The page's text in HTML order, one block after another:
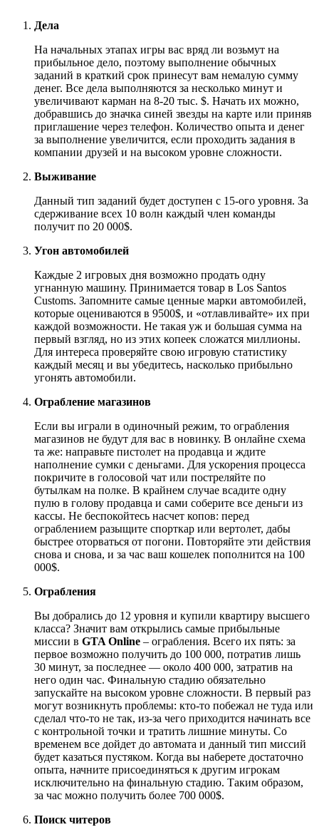
Дела
На начальных этапах игры вас вряд ли возьмут на
прибыльное дело, поэтому выполнение обычных
заданий в краткий срок принесут вам немалую сумму
денег. Все дела выполняются за несколько минут и
увеличивают карман на 8-20 тыс. $. Начать их можно,
добравшись до значка синей звезды на карте или приняв
приглашение через телефон. Количество опыта и денег
за выполнение увеличится, если проходить задания в
компании друзей и на высоком уровне сложности.
Выживание
Данный тип заданий будет доступен с 15-ого уровня. За
сдерживание всех 10 волн каждый член команды
получит по 20 000$.
Угон автомобилей
Каждые 2 игровых дня возможно продать одну
угнанную машину. Принимается товар в Los Santos
Customs. Запомните самые ценные марки автомобилей,
которые оцениваются в 9500$, и «отлавливайте» их при
каждой возможности. Не такая уж и большая сумма на
первый взгляд, но из этих копеек сложатся миллионы.
Для интереса проверяйте свою игровую статистику
каждый месяц и вы убедитесь, насколько прибыльно
угонять автомобили.
Ограбление магазинов
Если вы играли в одиночный режим, то ограбления
магазинов не будут для вас в новинку. В онлайне схема
та же: направьте пистолет на продавца и ждите
наполнение сумки с деньгами. Для ускорения процесса
покричите в голосовой чат или постреляйте по
бутылкам на полке. В крайнем случае всадите одну
пулю в голову продавца и сами соберите все деньги из
кассы. Не беспокойтесь насчет копов: перед
ограблением разыщите спорткар или вертолет, дабы
быстрее оторваться от погони. Повторяйте эти действия
снова и снова, и за час ваш кошелек пополнится на 100
000$.
Ограбления
Вы добрались до 12 уровня и купили квартиру высшего
класса? Значит вам открылись самые прибыльные
миссии в GTA Online – ограбления. Всего их пять: за
первое возможно получить до 100 000, потратив лишь
30 минут, за последнее — около 400 000, затратив на
него один час. Финальную стадию обязательно
запускайте на высоком уровне сложности. В первый раз
могут возникнуть проблемы: кто-то побежал не туда или
сделал что-то не так, из-за чего приходится начинать все
с контрольной точки и тратить лишние минуты. Со
временем все дойдет до автомата и данный тип миссий
будет казаться пустяком. Когда вы наберете достаточно
опыта, начните присоединяться к другим игрокам
исключительно на финальную стадию. Таким образом,
за час можно получить более 700 000$.
Поиск читеров